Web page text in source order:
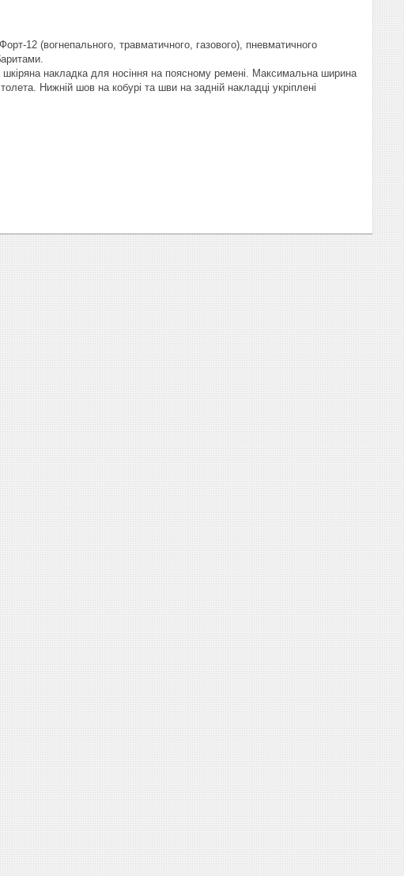
12 (вогнепального, травматичного, газового), пневматичного
накладка для носіння на поясному ремені. Максимальна ширина
Нижній шов на кобурі та шви на задній накладці укріплені